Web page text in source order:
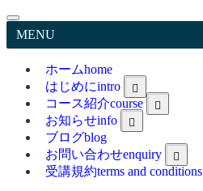
MENU
ホームhome
はじめにintro
greetings
trainer
コース紹介course
お知らせinfo
ブログblog
お問い合わせenquiry
受講規約terms and conditions